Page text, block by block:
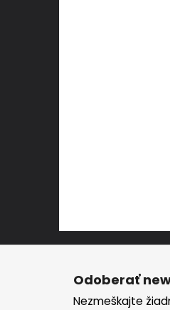
Odoberať
Nezmeškajte